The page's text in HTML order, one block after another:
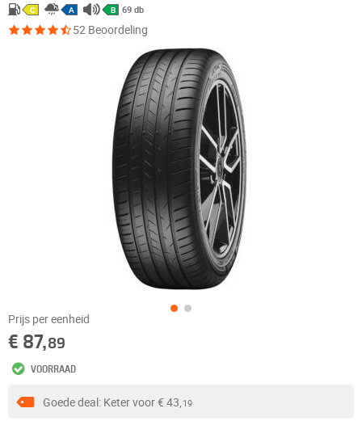
C A B 69 db
52 Beoordeling
Prijs per eenheid
€ 87,89
VOORRAAD
Goede deal: Keter voor€ 43, 19